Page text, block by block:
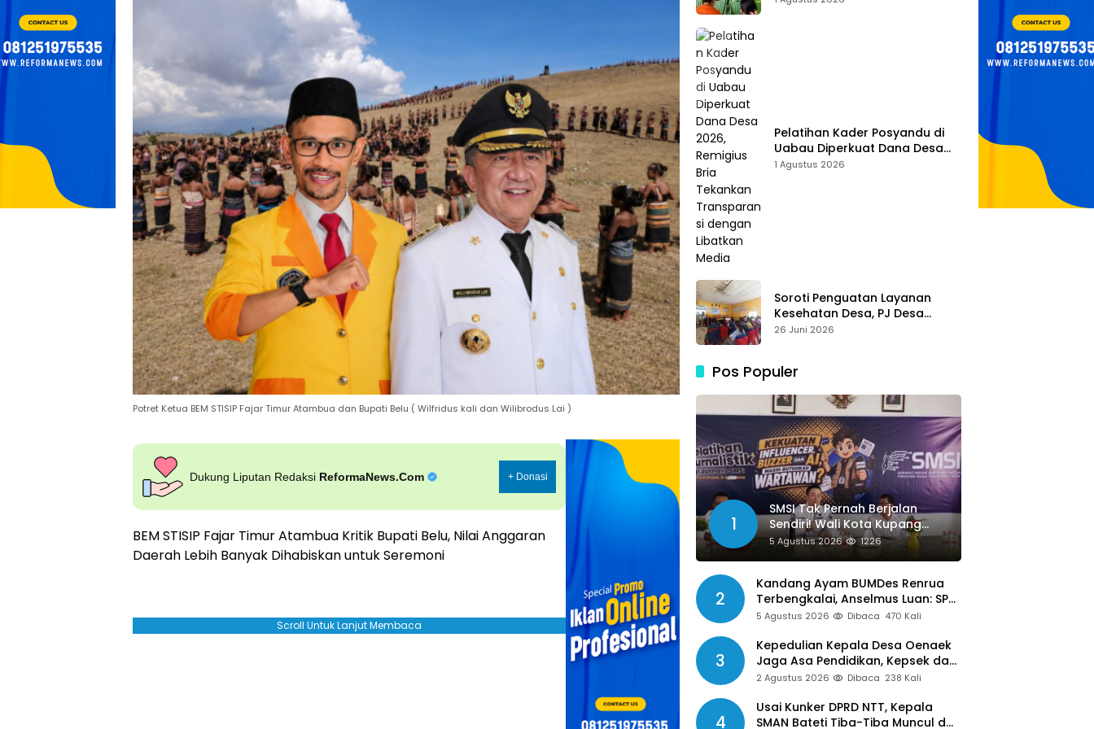
Potret Ketua BEM STISIP Fajar Timur Atambua dan Bupati Belu ( Wilfridus kali dan Wilibrodus Lai )
Dukung Liputan Redaksi ReformaNews.Com + Donasi
BEM STISIP Fajar Timur Atambua Kritik Bupati Belu, Nilai Anggaran
Daerah Lebih Banyak Dihabiskan untuk Seremoni
Scroll Untuk Lanjut Membaca
Pelatihan Kader Posyandu di
Uabau Diperkuat Dana Desa
2026, Remigius Bria Tekankan
1 Agustus 2026
Soroti Penguatan Layanan
Kesehatan Desa, PJ Desa
Kereana Willybrodus K. Khun,
26 Juni 2026
Pos Populer
1
SMSI Tak Pernah Berjalan
Sendiri! Wali Kota Kupang
Siap Libatkan Jurnalis dalam
Publikasi Program Pemkot
5 Agustus 2026 1226
2
Kandang Ayam BUMDes Renrua
Terbengkalai, Anselmus Luan: SPJ
Belum Rampung, Hak Aparat Desa
5 Agustus 2026 Dibaca 470 Kali
3
Kepedulian Kepala Desa Oenaek
Jaga Asa Pendidikan, Kepsek dan
Guru Sampaikan Apresiasi
2 Agustus 2026 Dibaca 238 Kali
4
Usai Kunker DPRD NTT, Kepala
SMAN Bateti Tiba-Tiba Muncul dan